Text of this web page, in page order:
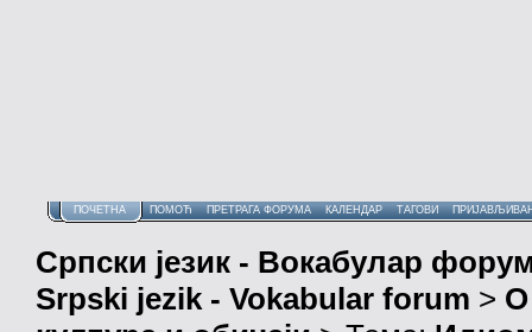
ПОЧЕТНА ПОМОЋ ПРЕТРАГА ФОРУМА КАЛЕНДАР ТАГОВИ
Српски језик - Вокабулар
Srpski jezik - Vokabular forum > О